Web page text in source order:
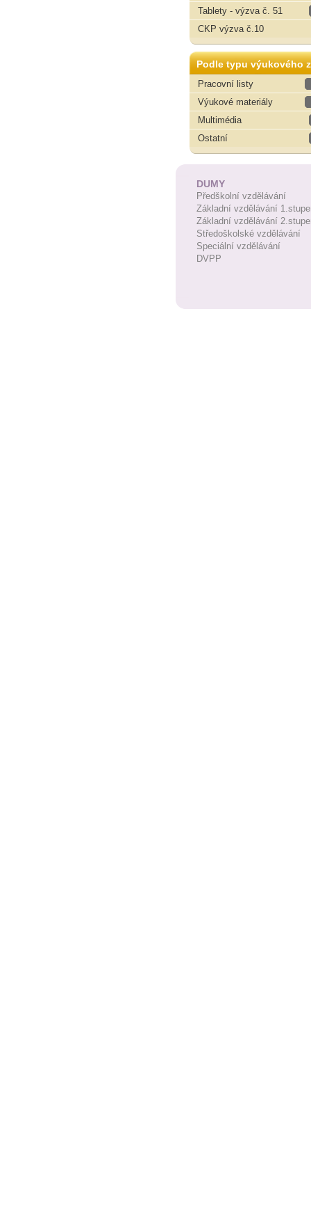
Tablety - výzva č. 51
CKP výzva č.10
Podle typu výukového
Pracovní listy
Výukové materiály
Multimédia
Ostatní
DUMY
Předškolní vzdělávání
Základní vzdělávání
Základní vzdělávání
Středoškolské vzdělávání
Speciální vzdělávání
DVPP